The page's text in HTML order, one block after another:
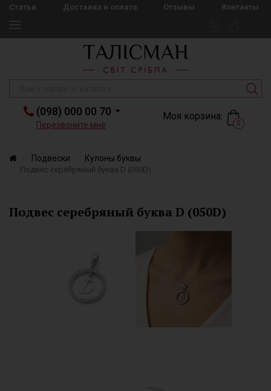
Статьи Доставка и оплата Отзывы Контакты
(098) 000 00 70
Перезвоните мне
Моя корзина:
0
Подвески Кулоны буквы
Подвес серебряный буква D (050D)
Подвес серебряный буква D (050D)